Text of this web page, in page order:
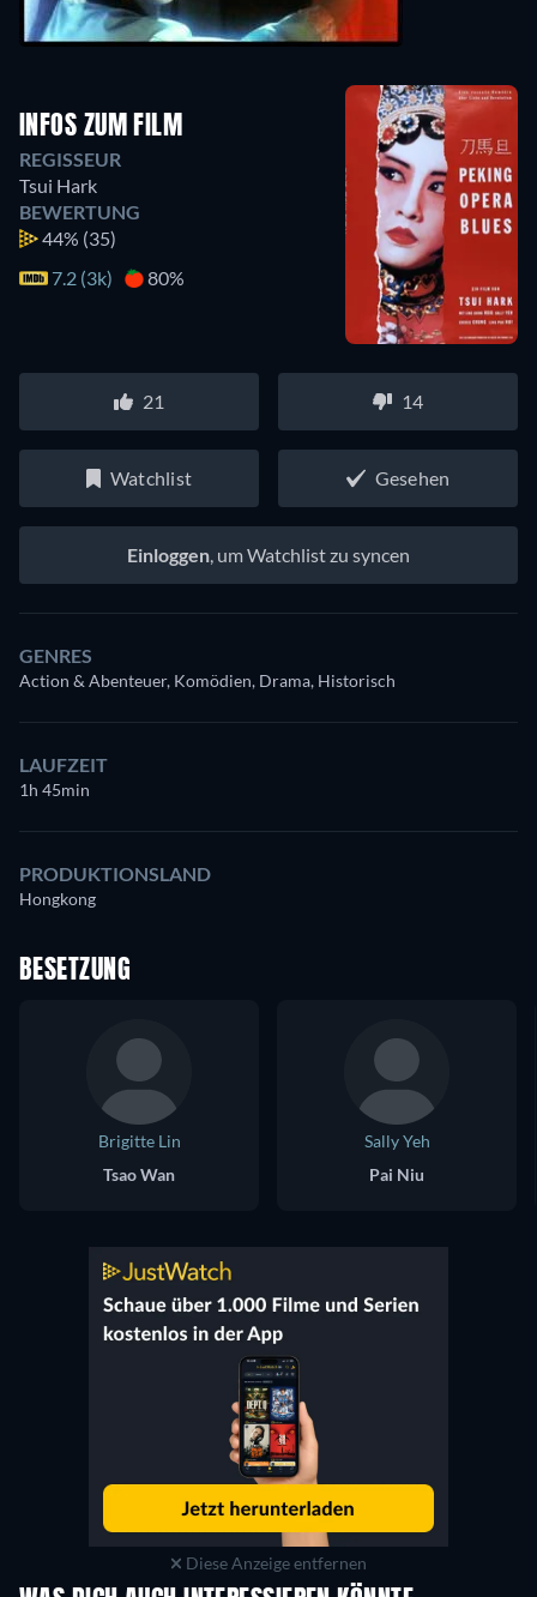
INFOS ZUM FILM
REGISSEUR
Tsui Hark
BEWERTUNG
44% (35)
7.2 (3k)
80%
21 14
Watchlist Gesehen
Einloggen, um Watchlist zu syncen
GENRES
Action & Abenteuer, Komödien, Drama, Historisch
LAUFZEIT
1h 45min
PRODUKTIONSLAND
Hongkong
BESETZUNG
Brigitte Lin
Tsao Wan
Sally Yeh
Pai Niu
Diese Anzeige entfernen